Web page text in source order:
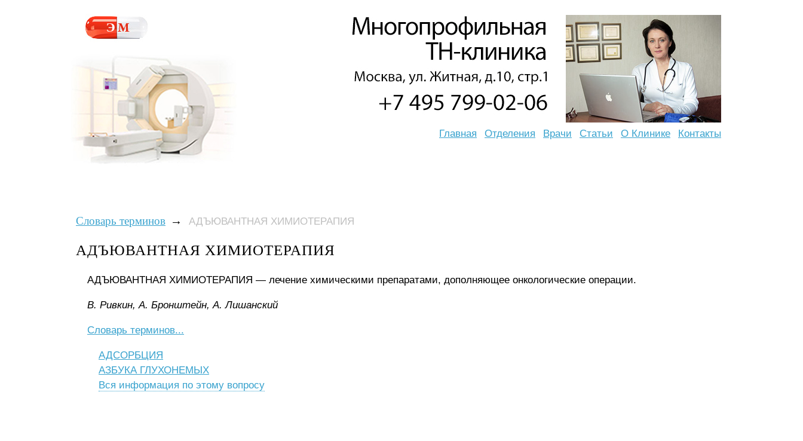
Главная Отделения Врачи Статьи О Клинике Контакты
Словарь терминов → АДЪЮВАНТНАЯ ХИМИОТЕРАПИЯ
АДЪЮВАНТНАЯ ХИМИОТЕРАПИЯ
АДЪЮВАНТНАЯ ХИМИОТЕРАПИЯ — лечение химическими препаратами, дополняющее онкологические операции.
B. Pивкин, A. Бpoнштeйн, A. Лишaнcкий
Словарь терминов...
АДСОРБЦИЯ
АЗБУКА ГЛУХОНЕМЫХ
Вся информация по этому вопросу